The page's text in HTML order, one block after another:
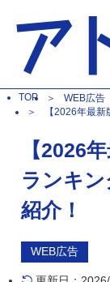
TOP
WEB広告
【2026年最
【2026
ランキ
紹介！
WEB広告